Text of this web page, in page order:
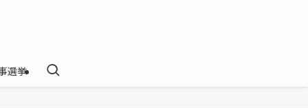
選挙